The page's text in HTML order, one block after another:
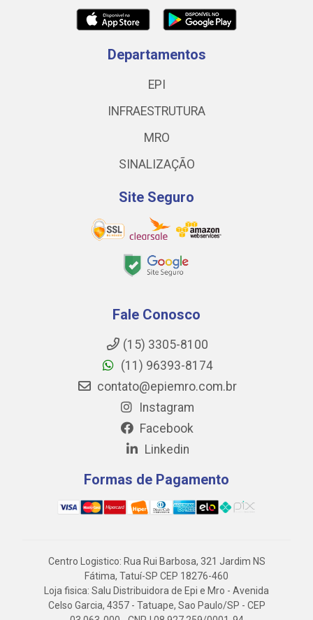
Departamentos
EPI
INFRAESTRUTURA
MRO
SINALIZAÇÃO
Site Seguro
Fale Conosco
(15) 3305-8100
(11) 96393-8174
contato@epiemro.com.br
Instagram
Facebook
Linkedin
Formas de Pagamento
Centro Logistico: Rua Rui Barbosa, 321 Jardim NS
Fátima, Tatuí-SP CEP 18276-460
Loja fisica: Salu Distribuidora de Epi e Mro - Avenida
Celso Garcia, 4357 - Tatuape, Sao Paulo/SP - CEP